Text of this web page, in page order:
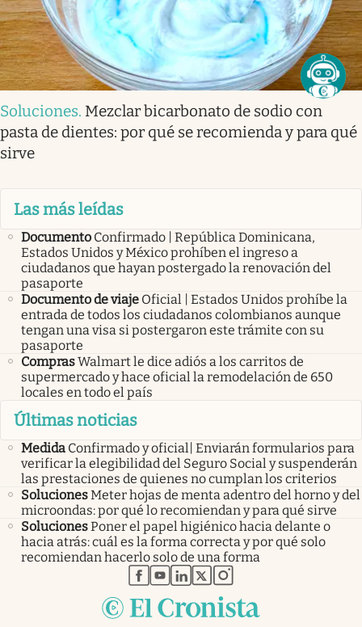
Soluciones. Mezclar bicarbonato de sodio con
pasta de dientes: por qué se recomienda y para qué
sirve
Las más leídas
Documento Confirmado | República Dominicana,
Estados Unidos y México prohíben el ingreso a
ciudadanos que hayan postergado la renovación del
pasaporte
Documento de viaje Oficial | Estados Unidos prohíbe la
entrada de todos los ciudadanos colombianos aunque
tengan una visa si postergaron este trámite con su
pasaporte
ComprasWalmart le dice adiós a los carritos de
supermercado y hace oficial la remodelación de 650
locales en todo el país
Últimas noticias
Medida Confirmado y oficial| Enviarán formularios para
verificar la elegibilidad del Seguro Social y suspenderán
las prestaciones de quienes no cumplan los criterios
SolucionesMeter hojas de menta adentro del horno y del
microondas: por qué lo recomiendan y para qué sirve
SolucionesPoner el papel higiénico hacia delante o
hacia atrás: cuál es la forma correcta y por qué solo
recomiendan hacerlo solo de una forma
abre en nueva pestaña
abre en nueva pestaña
abre en nueva pestaña
abre en nueva pestaña
abre en nueva pestaña